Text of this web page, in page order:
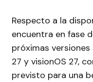
Respecto a la
encuentra en fase
próximas versiones
27 y visionOS 27,
previsto para una